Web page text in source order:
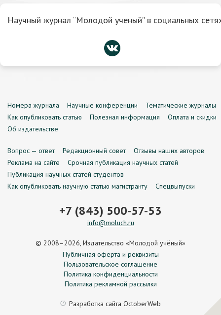
Научный журнал “Молодой ученый” в социальных
Номера журнала Научные конференции
Тематические журналы
Как опубликовать статью
Полезная информация
Оплата и скидки
Об издательстве
Вопрос — ответ Редакционный совет
Отзывы наших авторов
Реклама на сайте
Срочная публикация научных статей
Публикация научных статей студентов
Как опубликовать научную статью магистранту
Спецвыпуски
+7 (843) 500-57-53
info@moluch.ru
© 2008–2026, Издательство «Молодой учёный»
Публичная оферта и реквизиты
Пользовательское соглашение
Политика конфиденциальности
Политика рекламной рассылки
Разработка сайта OctoberWeb